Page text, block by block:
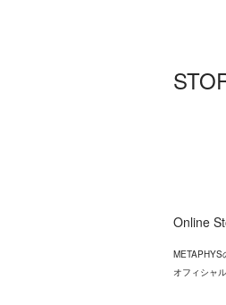
Online
METAPHYS
オフィシャ